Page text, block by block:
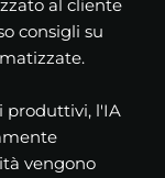
al cliente
consigli su
produttivi, l'IA
vengono